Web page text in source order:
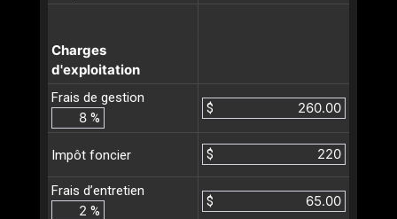
Charges
d'exploitation
Frais de gestion
%
$
Impôt foncier $
Frais d’entretien
%
$